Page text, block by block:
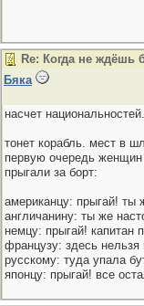
Re: Когда не ждёшь
Бяка
насчет национальностей.
тонет корабль. мест в
первую очередь
прыгали за борт:
американцу: прыгай! ты
англичанину: ты же
немцу: прыгай! капитан
французу: здесь нельзя
русскому: туда упала
японцу: прыгай! все